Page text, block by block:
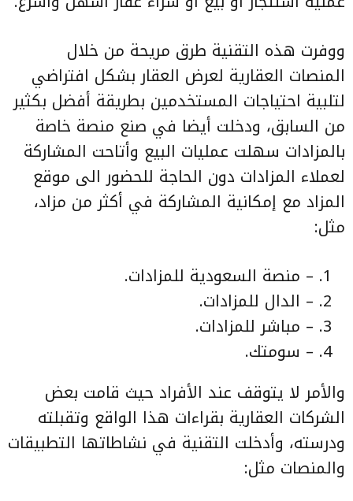
ووفرت هذه التقنية طرق مريحة من خلال
المنصات العقارية لعرض العقار بشكل افتراضي
لتلبية احتياجات المستخدمين بطريقة أفضل بكثير
من السابق، ودخلت أيضا في صنع منصة خاصة
بالمزادات سهلت عمليات البيع وأتاحت المشاركة
لعملاء المزادات دون الحاجة للحضور الى موقع
المزاد مع إمكانية المشاركة في أكثر من مزاد،
مثل:
– منصة السعودية للمزادات. ‏
– الدال للمزادات. ‏
– مباشر للمزادات. ‏
– سومتك. ‏
والأمر لا يتوقف عند الأفراد حيث قامت بعض
الشركات العقارية بقراءات هذا الواقع وتقبلته
ودرسته، وأدخلت التقنية في نشاطاتها التطبيقات
والمنصات مثل: